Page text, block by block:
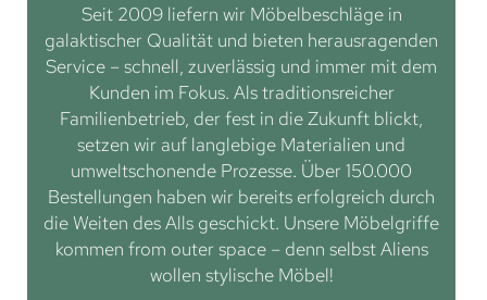
Seit 2009 liefern wir Möbelbeschläge in
galaktischer Qualität und bieten herausragenden
Service – schnell, zuverlässig und immer mit dem
Kunden im Fokus. Als traditionsreicher
Familienbetrieb, der fest in die Zukunft blickt,
setzen wir auf langlebige Materialien und
umweltschonende Prozesse. Über 150.000
Bestellungen haben wir bereits erfolgreich durch
die Weiten des Alls geschickt. Unsere Möbelgriffe
kommen from outer space – denn selbst Aliens
wollen stylische Möbel!